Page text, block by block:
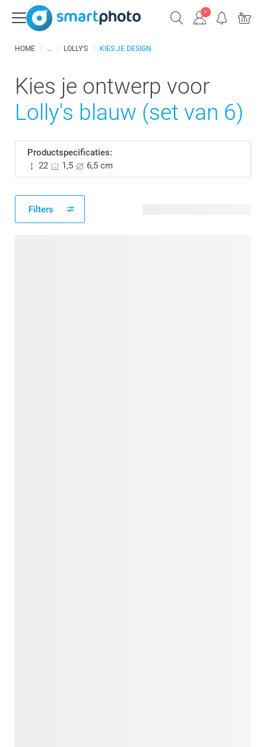
HOME LOLLY'S KIES JE DESIGN
Kies je ontwerp voor
Lolly's blauw (set van 6)
Productspecificaties:
22
1,5 6,5 cm
Filters